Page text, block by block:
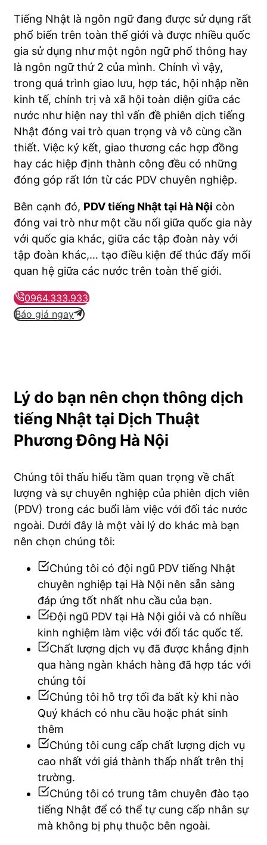
Tiếng Nhật là ngôn ngữ đang được sử dụng rất
phổ biến trên toàn thế giới và được nhiều quốc
gia sử dụng như một ngôn ngữ phổ thông hay
là ngôn ngữ thứ 2 của mình. Chính vì vậy,
trong quá trình giao lưu, hợp tác, hội nhập nền
kinh tế, chính trị và xã hội toàn diện giữa các
nước như hiện nay thì vấn đề phiên dịch tiếng
Nhật đóng vai trò quan trọng và vô cùng cần
thiết. Việc ký kết, giao thương các hợp đồng
hay các hiệp định thành công đều có những
đóng góp rất lớn từ các PDV chuyên nghiệp.
Bên cạnh đó, PDV tiếng Nhật tại Hà Nội còn
đóng vai trò như một cầu nối giữa quốc gia này
với quốc gia khác, giữa các tập đoàn này với
tập đoàn khác,… tạo điều kiện để thúc đẩy mối
quan hệ giữa các nước trên toàn thế giới.
0964.333.933
Báo giá ngay
Lý do bạn nên chọn thông dịch
tiếng Nhật tại Dịch Thuật
Phương Đông Hà Nội
Chúng tôi thấu hiểu tầm quan trọng về chất
lượng và sự chuyên nghiệp của phiên dịch viên
(PDV) trong các buổi làm việc với đối tác nước
ngoài. Dưới đây là một vài lý do khác mà bạn
nên chọn chúng tôi:
Chúng tôi có đội ngũ PDV tiếng Nhật
chuyên nghiệp tại Hà Nội nên sẵn sàng
đáp ứng tốt nhất nhu cầu của bạn.
Đội ngũ PDV tại Hà Nội giỏi và có nhiều
kinh nghiệm làm việc với đối tác quốc tế.
Chất lượng dịch vụ đã được khẳng định
qua hàng ngàn khách hàng đã hợp tác với
chúng tôi
Chúng tôi hỗ trợ tối đa bất kỳ khi nào
Quý khách có nhu cầu hoặc phát sinh
thêm
Chúng tôi cung cấp chất lượng dịch vụ
cao nhất với giá thành thấp nhất trên thị
trường.
Chúng tôi có trung tâm chuyên đào tạo
tiếng Nhật để có thể tự cung cấp nhân sự
mà không bị phụ thuộc bên ngoài.